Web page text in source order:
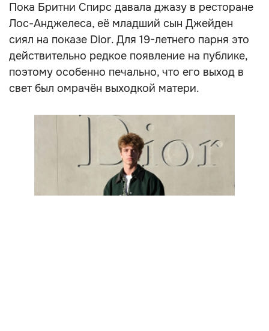
Пока Бритни Спирс давала джазу в ресторане
Лос-Анджелеса, её младший сын Джейден
сиял на показе Dior. Для 19-летнего парня это
действительно редкое появление на публике,
поэтому особенно печально, что его выход в
свет был омрачён выходкой матери.